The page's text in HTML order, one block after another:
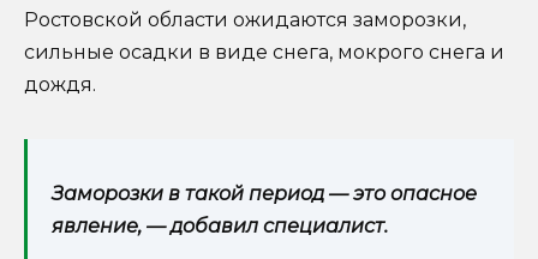
Ростовской области ожидаются заморозки,
сильные осадки в виде снега, мокрого снега и
дождя.
Заморозки в такой период — это опасное
явление, — добавил специалист.